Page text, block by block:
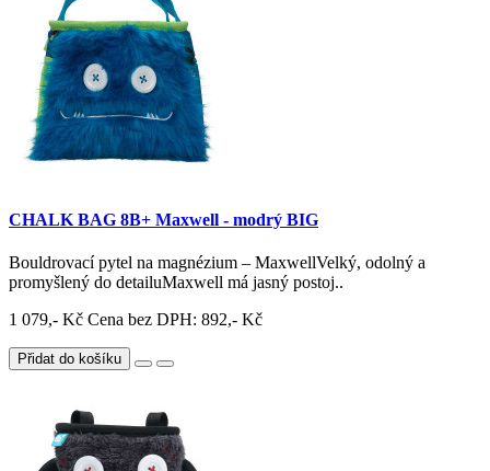
CHALK BAG 8B+ Maxwell - modrý BIG
Bouldrovací pytel na magnézium – MaxwellVelký, odolný a
promyšlený do detailuMaxwell má jasný postoj..
1 079,- Kč Cena bez DPH: 892,- Kč
Přidat do košíku